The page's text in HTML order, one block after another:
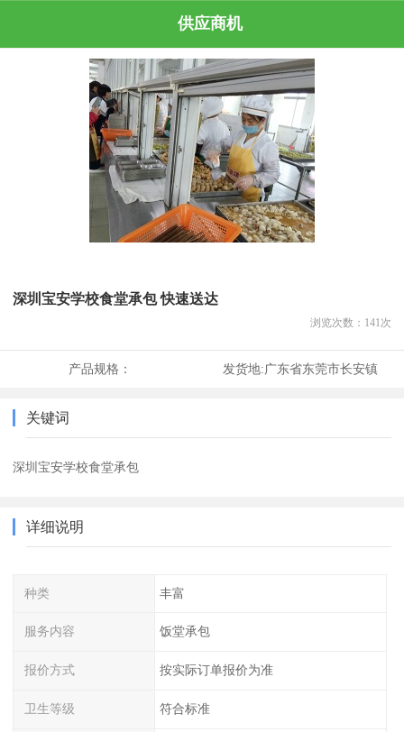
供应商机
深圳宝安学校食堂承包 快速送达
浏览次数： 141 次
产品规格： 发货地:广东省东莞市长安镇
关键词
深圳宝安学校食堂承包
详细说明
种类 丰富
服务内容 饭堂承包
报价方式 按实际订单报价为准
卫生等级 符合标准